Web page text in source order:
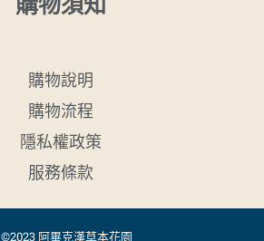
購物說明
購物流程
隱私權政策
服務條款
©2023 阿畢克漢草本花園